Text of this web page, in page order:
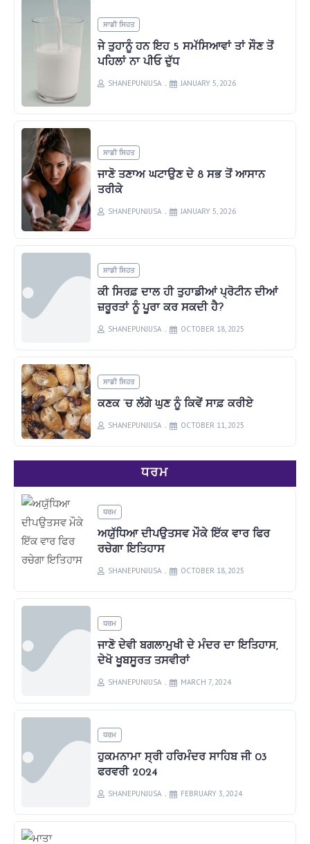
ਸਾਡੀ ਸਿਹਤ
ਜੇ ਤੁਹਾਨੂੰ ਹਨ ਇਹ 5 ਸਮੱਸਿਆਵਾਂ ਤਾਂ ਸੌਣ ਤੋਂ
ਪਹਿਲਾਂ ਨਾ ਪੀਓ ਦੁੱਧ
SHANEPUNJUSA JANUARY 5, 2026
ਸਾਡੀ ਸਿਹਤ
ਜਾਣੋ ਤਣਾਅ ਘਟਾਉਣ ਦੇ 8 ਸਭ ਤੋਂ ਆਸਾਨ
ਤਰੀਕੇ
SHANEPUNJUSA JANUARY 5, 2026
ਸਾਡੀ ਸਿਹਤ
ਕੀ ਸਿਰਫ਼ ਦਾਲ ਹੀ ਤੁਹਾਡੀਆਂ ਪ੍ਰੋਟੀਨ ਦੀਆਂ
ਜ਼ਰੂਰਤਾਂ ਨੂੰ ਪੂਰਾ ਕਰ ਸਕਦੀ ਹੈ?
SHANEPUNJUSA OCTOBER 18, 2025
ਸਾਡੀ ਸਿਹਤ
ਕਣਕ ‘ਚ ਲੱਗੇ ਘੁਣ ਨੂੰ ਕਿਵੇਂ ਸਾਫ਼ ਕਰੀਏ
SHANEPUNJUSA OCTOBER 11, 2025
ਧਰਮ
ਧਰਮ
ਅਯੁੱਧਿਆ ਦੀਪਉਤਸਵ ਮੌਕੇ ਇੱਕ ਵਾਰ ਫਿਰ
ਰਚੇਗਾ ਇਤਿਹਾਸ
SHANEPUNJUSA OCTOBER 18, 2025
ਧਰਮ
ਜਾਣੋ ਦੇਵੀ ਬਗਲਾਮੁਖੀ ਦੇ ਮੰਦਰ ਦਾ ਇਤਿਹਾਸ,
ਦੇਖੋ ਖੂਬਸੂਰਤ ਤਸਵੀਰਾਂ
SHANEPUNJUSA MARCH 7, 2024
ਧਰਮ
ਹੁਕਮਨਾਮਾ ਸ੍ਰੀ ਹਰਿਮੰਦਰ ਸਾਹਿਬ ਜੀ 03
ਫਰਵਰੀ 2024
SHANEPUNJUSA FEBRUARY 3, 2024